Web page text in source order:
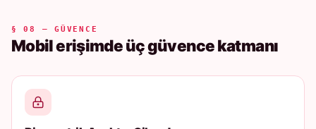
§ 08 — GÜVENCE
Mobil erişimde üç güvence katmanı